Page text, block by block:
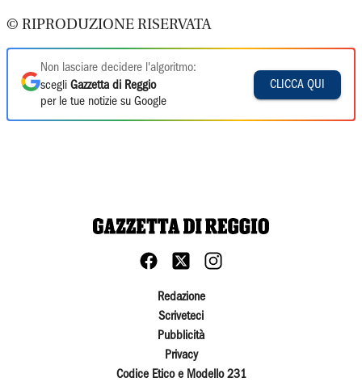
© RIPRODUZIONE RISERVATA
Non lasciare decidere l'algoritmo:
scegli Gazzetta di Reggio
per le tue notizie su Google
CLICCA QUI
Redazione
Scriveteci
Pubblicità
Privacy
Codice Etico e Modello 231